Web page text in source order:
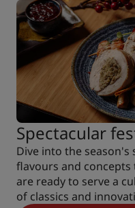
Spectacular
Dive into the
flavours and
are ready to serve a
of classics and